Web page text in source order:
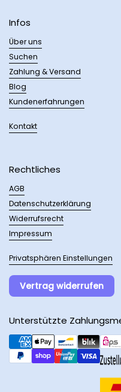
Infos
Über uns
Suchen
Zahlung & Versand
Blog
Kundenerfahrungen
Kontakt
Rechtliches
AGB
Datenschutzerklärung
Widerrufsrecht
Impressum
Privatsphären Einstellungen
Vertrag widerrufen
Unterstützte